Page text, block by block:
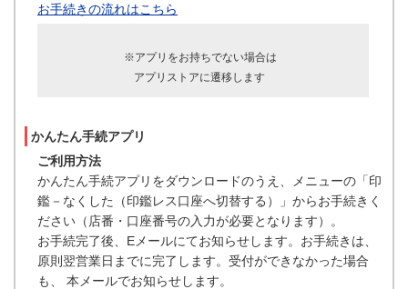
お手続きの流れはこちら
※アプリをお持ちでない場合は
アプリストアに遷移します
かんたん手続アプリ
ご利用方法
かんたん手続アプリをダウンロードのうえ、メニューの「印
鑑－なくした（印鑑レス口座へ切替する）」からお手続きく
ださい（店番・口座番号の入力が必要となります）。
お手続完了後、Eメールにてお知らせします。お手続きは、
原則翌営業日までに完了します。受付ができなかった場合
も、 本メールでお知らせします。